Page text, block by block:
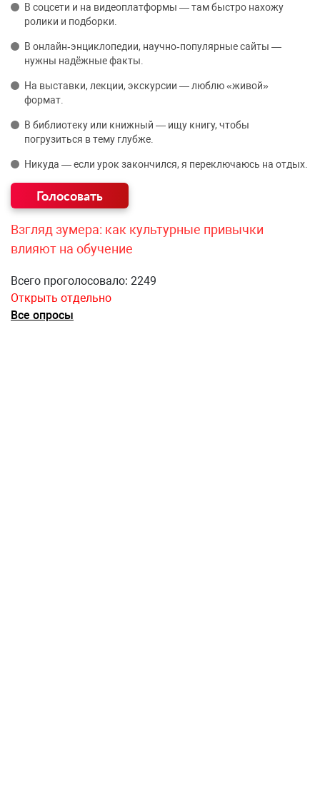
В соцсети и на видеоплатформы — там быстро нахожу
ролики и подборки.
В онлайн‑энциклопедии, научно‑популярные сайты —
нужны надёжные факты.
На выставки, лекции, экскурсии — люблю «живой»
формат.
В библиотеку или книжный — ищу книгу, чтобы
погрузиться в тему глубже.
Никуда — если урок закончился, я переключаюсь на отдых.
Взгляд зумера: как культурные привычки
влияют на обучение
Всего проголосовало: 2249
Открыть отдельно
Все опросы